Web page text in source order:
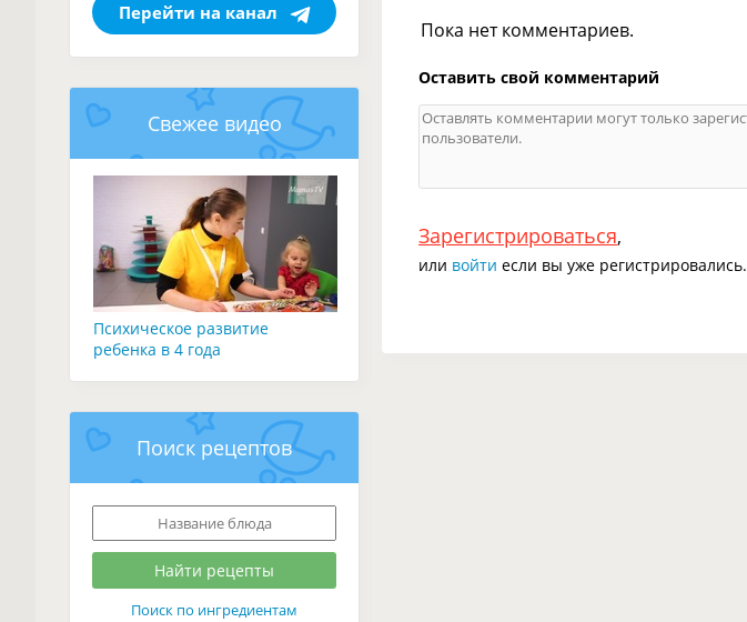
Пока нет комментариев.
Оставить свой комментарий
Зарегистрироваться,
или войти если вы уже регистрировались.
Перейти на канал
Свежее видео
Психическое развитие
ребенка в 4 года
Поиск рецептов
Поиск по ингредиентам